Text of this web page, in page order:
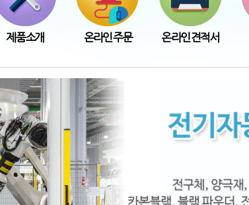
제품소개 온라인주문 온라인견적서